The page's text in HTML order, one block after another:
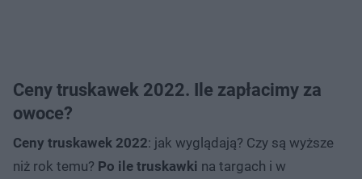
Ceny truskawek 2022. Ile zapłacimy za
owoce?
Ceny truskawek 2022: jak wyglądają? Czy są wyższe
niż rok temu? Po ile truskawki na targach i w